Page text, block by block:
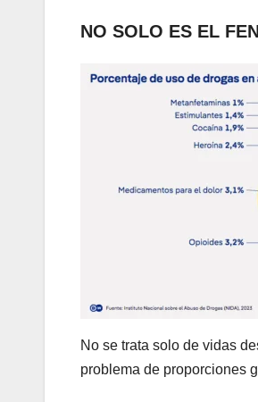
NO SOLO ES EL
No se trata solo de vidas
problema de proporciones